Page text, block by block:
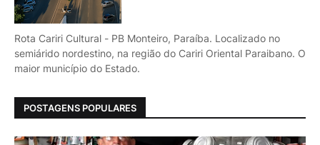
Rota Cariri Cultural - PB Monteiro, Paraíba. Localizado no
semiárido nordestino, na região do Cariri Oriental Paraibano. O
maior município do Estado.
POSTAGENS POPULARES